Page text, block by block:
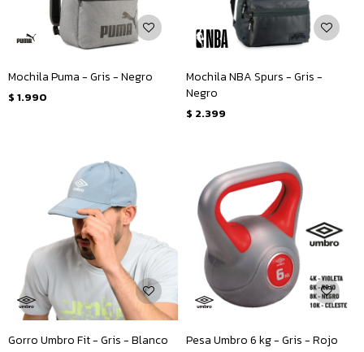
Mochila Puma - Gris - Negro
$ 1.990
Mochila NBA Spurs - Gris -
Negro
$ 2.399
Gorro Umbro Fit - Gris - Blanco Pesa Umbro 6 kg - Gris - Rojo